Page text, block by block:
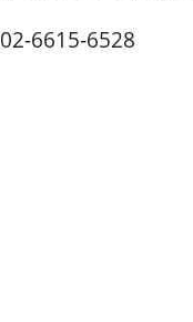
02-6615-6528